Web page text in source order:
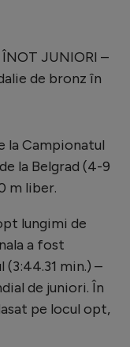
ÎNOT JUNIORI –
de bronz în
la Campionatul
la Belgrad (4-9
m liber.
lungimi de
a fost
min.) –
de juniori. În
pe locul opt,